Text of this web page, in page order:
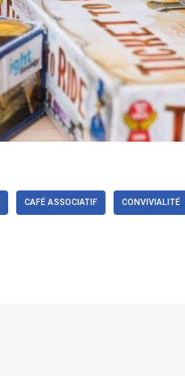
CAFÉ ASSOCIATIF CONVIVIALITÉ